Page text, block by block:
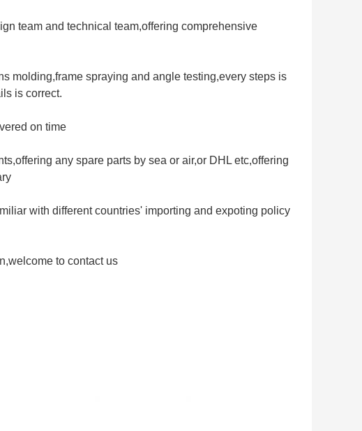
team and technical team,offering comprehensive
molding,frame spraying and angle testing,every steps is
is correct.
on time
any spare parts by sea or air,or DHL etc,offering
with different countries' importing and expoting policy
to contact us